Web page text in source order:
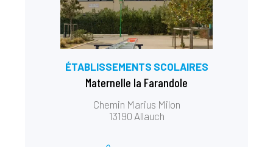
ÉTABLISSEMENTS SCOLAIRES
Maternelle la Farandole
Chemin Marius Milon
13190 Allauch